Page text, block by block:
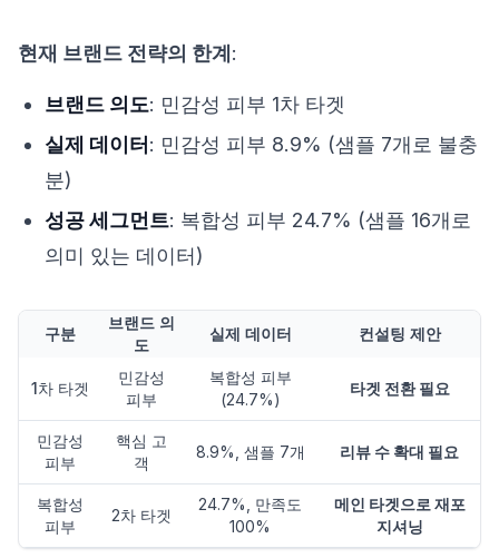
현재 브랜드 전략의 한계 :
브랜드 의도: 민감성 피부 1차 타겟
실제 데이터 : 민감성 피부 8.9% (샘플 7개로 불충
분)
성공 세그먼트: 복합성 피부 24.7% (샘플 16개로
의미 있는 데이터)
구분
브랜드 의
도
실제 데이터 컨설팅 제안
1차 타겟
민감성
피부
복합성 피부
(24.7%)
타겟 전환 필요
민감성
피부
핵심 고
객
8.9%, 샘플 7개 리뷰 수 확대 필요
복합성
피부
2차 타겟
24.7%, 만족도
100%
메인 타겟으로 재포
지셔닝